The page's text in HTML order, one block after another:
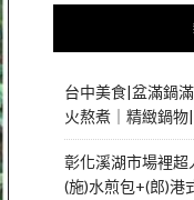
台中美食|盆滿鍋
火熬煮｜精緻鍋
彰化溪湖市場裡
(施)水煎包+(郎)港